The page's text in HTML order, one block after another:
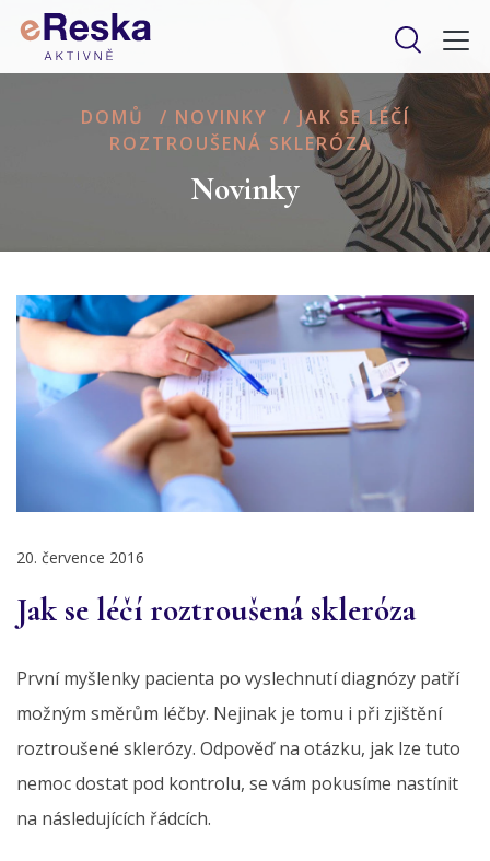
DOMŮ / NOVINKY / JAK SE LÉČÍ
ROZTROUŠENÁ SKLERÓZA
Novinky
20. července 2016
Jak se léčí roztroušená skleróza
První myšlenky pacienta po vyslechnutí diagnózy patří
možným směrům léčby. Nejinak je tomu i při zjištění
roztroušené sklerózy. Odpověď na otázku, jak lze tuto
nemoc dostat pod kontrolu, se vám pokusíme nastínit
na následujících řádcích.